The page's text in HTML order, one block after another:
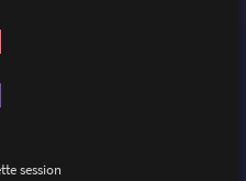
session